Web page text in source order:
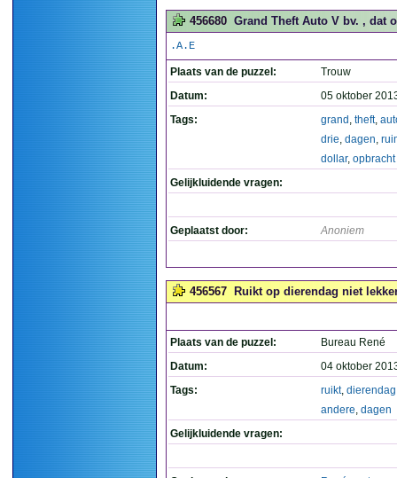
456680 Grand Theft Auto V bv. , dat
.A.E
Plaats van de puzzel:
Trouw
Datum:
05 oktober
Tags:
grand , theft,
drie, dagen,
dollar, opbracht
Gelijkluidende vragen:
Geplaatst door: Anoniem
456567 Ruikt op dierendag niet
Plaats van de puzzel:
Bureau René
Datum:
04 oktober
Tags:
ruikt, dierendag
andere, dagen
Gelijkluidende vragen: